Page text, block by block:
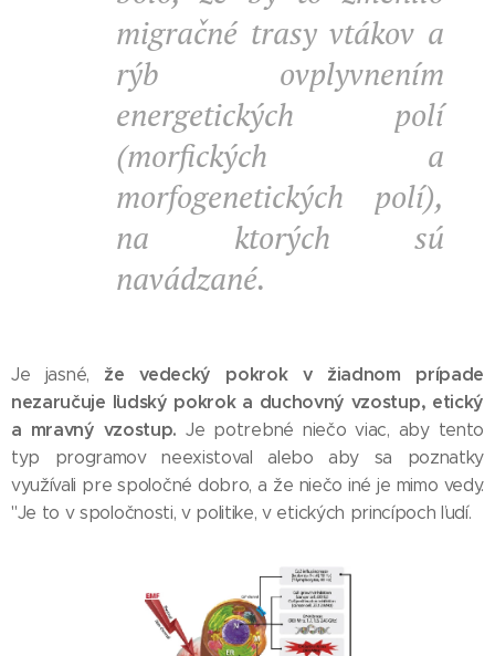
migračné trasy vtákov a
rýb ovplyvnením
energetických polí
(morfických a
morfogenetických polí),
na ktorých sú
navádzané.
Je jasné, že vedecký pokrok v žiadnom prípade
nezaručuje ľudský pokrok a duchovný vzostup, etický
a mravný vzostup. Je potrebné niečo viac, aby tento
typ programov neexistoval alebo aby sa poznatky
využívali pre spoločné dobro, a že niečo iné je mimo vedy.
"Je to v spoločnosti, v politike, v etických princípoch ľudí.